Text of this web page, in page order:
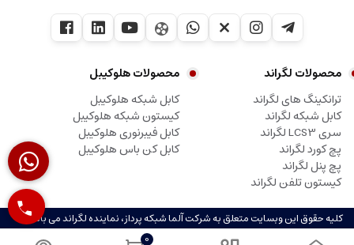
محصولات لگراند
ترانکینگ های لگراند
کابل شبکه لگراند
سری LCS3 لگراند
پچ کورد لگراند
پچ پنل لگراند
کیستون تلفن لگراند
محصولات هلوکیبل
کابل شبکه هلوکیبل
کیستون شبکه هلوکیبل
کابل فیبرنوری هلوکیبل
کابل کن باس هلوکیبل
کلیه حقوق این وبسایت متعلق به شرکت آلما شبکه پرداز، نماینده لگراند می باشد.
0